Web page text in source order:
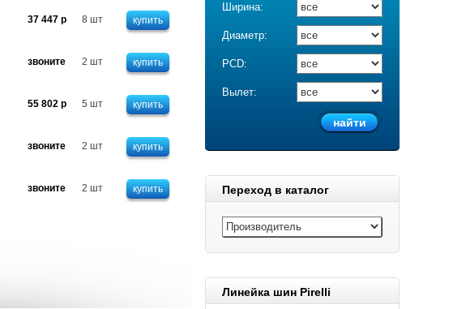
Ширина:
Диаметр:
PCD:
Вылет:
Переход в каталог
Линейка шин Pirelli
37 447 р 8 шт купить
звоните 2 шт купить
55 802 р 5 шт купить
звоните 2 шт купить
звоните 2 шт купить